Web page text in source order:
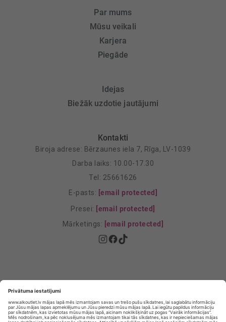
Par mums
Mūsu veikali
Karjera
Piegāde
Idejas
Biežāk uzdotie jautājumi
Kontakti
Biroja adrese: Bērzaunes iela 7, Rīga, LV-1039
Darba laiks: 10.00-17.30
Tel: 25661626
E-pasts: [email protected]
Presei: [email protected]
Mārketings: [email protected]
Privātuma Iestatījumi
E-veikala lietošanas noteikumi